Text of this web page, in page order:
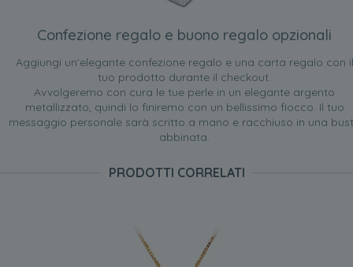
Confezione regalo e buono regalo opzionali
Aggiungi un'elegante confezione regalo e una carta regalo con il
tuo prodotto durante il checkout.
Avvolgeremo con cura le tue perle in un elegante argento
metallizzato, quindi lo finiremo con un bellissimo fiocco. Il tuo
messaggio personale sarà scritto a mano e racchiuso in una
abbinata.
PRODOTTI CORRELATI